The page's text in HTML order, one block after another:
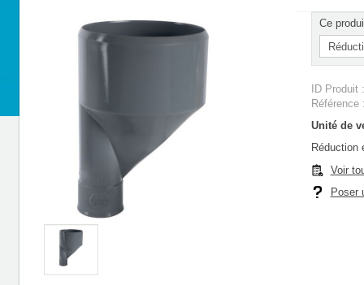
Ce
ID Produit
Unité de
Réduction
Voir
Poser